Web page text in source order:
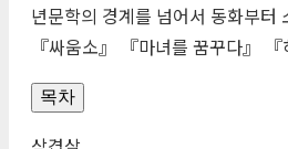
년문학의 경계를 넘어서 동화부
『싸움소』 『마녀를 꿈꾸다』
목차